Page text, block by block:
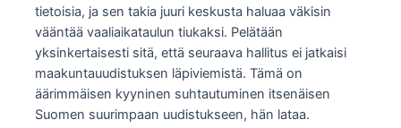
tietoisia, ja sen takia juuri keskusta haluaa väkisin
vääntää vaaliaikataulun tiukaksi. Pelätään
yksinkertaisesti sitä, että seuraava hallitus ei jatkaisi
maakuntauudistuksen läpiviemistä. Tämä on
äärimmäisen kyyninen suhtautuminen itsenäisen
Suomen suurimpaan uudistukseen, hän lataa.